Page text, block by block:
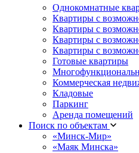
Однокомнатные
Квартиры с
Квартиры с
Квартиры с
Квартиры с
Готовые квартиры
Коммерческая
Кладовые
Паркинг
Аренда помещений
Поиск по объектам
«Минск-Мир»
«Маяк Минска»